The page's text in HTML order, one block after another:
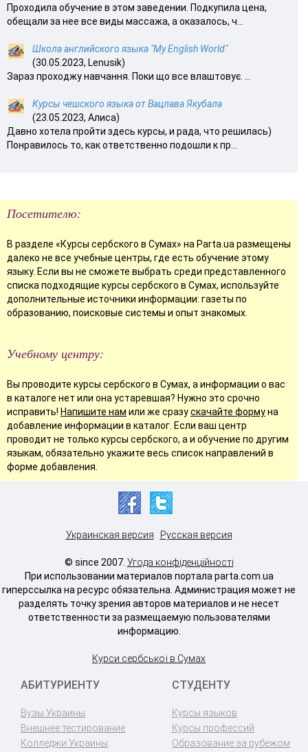
Проходила обучение в этом заведении. Подкупила цена,
обещали за нее все виды массажа, а оказалось, ч...
Школа английского языка "My English World"
(30.05.2023, Lenusik)
Зараз проходжу навчання. Поки що все влаштовує. ...
Курсы чешского языка от Вацлава Якубала
(23.05.2023, Алиса)
Давно хотела пройти здесь курсы, и рада, что решилась)
Понравилось то, как ответственно подошли к пр...
Посетителю:
В разделе «Курсы сербского в Сумах» на Parta.ua размещены
далеко не все учебные центры, где есть обучение этому
языку. Если вы не сможете выбрать среди представленного
списка подходящие курсы сербского в Сумах, используйте
дополнительные источники информации: газеты по
образованию, поисковые системы и опыт знакомых.
Учебному центру:
Вы проводите курсы сербского в Сумах, а информации о вас
в каталоге нет или она устаревшая? Нужно это срочно
исправить! Напишите нам или же сразускачайте формуна
добавление информации в каталог. Если ваш центр
проводит не только курсы сербского, а и обучение по другим
языкам, обязательно укажите весь список направлений в
форме добавления.
Украинская версия Русская версия
© since 2007. Угода конфіденційності
При использовании материалов портала parta.com.ua
гиперссылка на ресурс обязательна. Администрация может не
разделять точку зрения авторов материалов и не несет
ответственности за размещаемую пользователями
информацию.
Курси сербської в Сумах
АБИТУРИЕНТУ
Вузы Украины
Внешнее тестирование
Колледжи Украины
СТУДЕНТУ
Курсы языков
Курсы профессий
Образование за рубежом